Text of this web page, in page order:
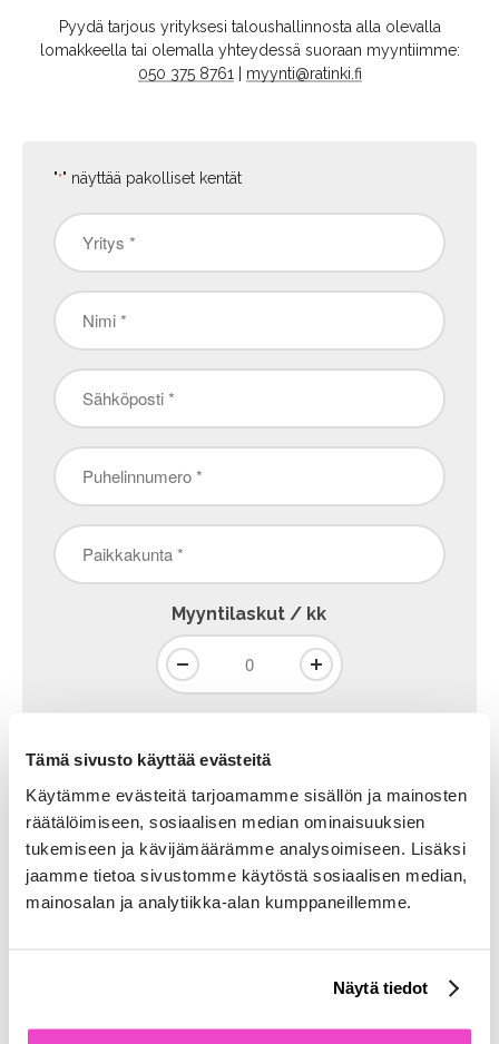
Tämä sivusto käyttää evästeitä
Käytämme evästeitä tarjoamamme sisällön ja mainosten
räätälöimiseen, sosiaalisen median ominaisuuksien
tukemiseen ja kävijämäärämme analysoimiseen. Lisäksi
jaamme tietoa sivustomme käytöstä sosiaalisen median,
mainosalan ja analytiikka-alan kumppaneillemme.
Näytä tiedot
Pyydä tarjous yrityksesi taloushallinnosta alla olevalla
lomakkeella tai olemalla yhteydessä suoraan myyntiimme:
050 375 8761
myynti@ratinki.fi
"*" näyttää pakolliset kentät
Yritys
*
Nimi
*
Sähköposti
*
Puhelinnumero
*
Paikkakunta
*
Myyntilaskut / kk
Palkansaajien lkm